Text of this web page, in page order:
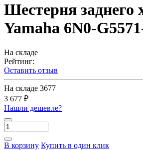
Шестерня заднего
Yamaha 6N0-
На складе
Рейтинг:
Оставить отзыв
На складе 3677
3 677 ₽
Нашли дешевле?
В корзину Купить в один клик